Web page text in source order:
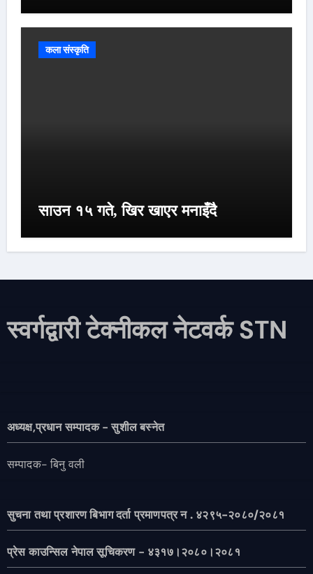
कला संस्कृति
साउन १५ गते, खिर खाएर मनाइँदै
स्वर्गद्वारी टेक्नीकल नेटवर्क STN
अध्यक्ष,प्रधान सम्पादक - सुशील बस्नेत
सम्पादक- बिनु वली
सुचना तथा प्रशारण बिभाग दर्ता प्रमाणपत्र न . ४२९५-२०८०/२०८१
प्रेस काउन्सिल नेपाल सूचिकरण - ४३१७।२०८०।२०८१